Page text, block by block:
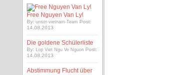
Free Nguyen Van Ly!
By:unser-vietnam-Team Post:
14.08.2013
Die goldene Schülerliste
By:Lop Viet Ngu Ve Nguon Post:
14.08.2013
Abstimmung Flucht über